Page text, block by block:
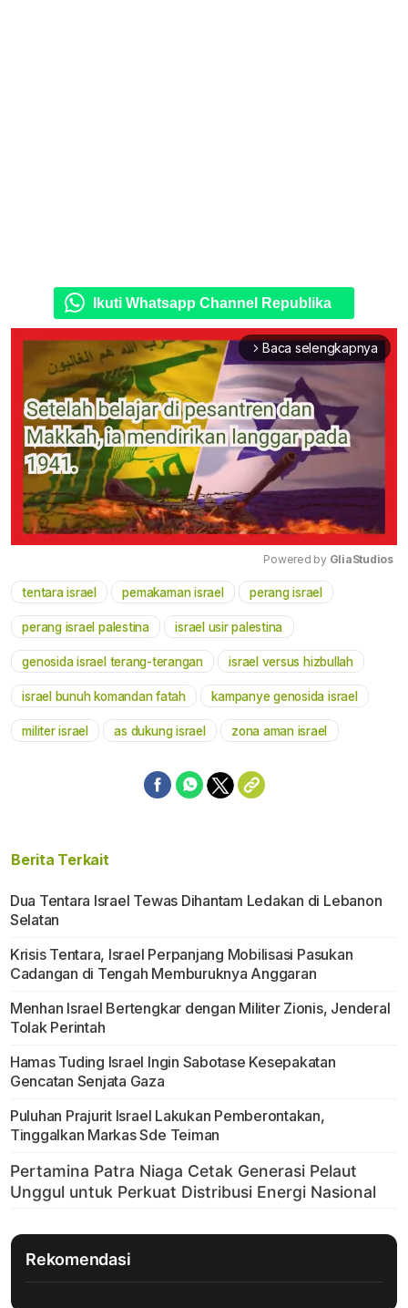
Ikuti Whatsapp Channel Republika
arrow_forward_ios Baca selengkapnya
Mute
Powered by GliaStudios
tentara israel pemakaman israel perang israel
perang israel palestina israel usir palestina
genosida israel terang-terangan israel versus hizbullah
israel bunuh komandan fatah kampanye genosida israel
militer israel as dukung israel zona aman israel
Berita Terkait
Dua Tentara Israel Tewas Dihantam Ledakan di Lebanon
Selatan
Krisis Tentara, Israel Perpanjang Mobilisasi Pasukan
Cadangan di Tengah Memburuknya Anggaran
Menhan Israel Bertengkar dengan Militer Zionis, Jenderal
Tolak Perintah
Hamas Tuding Israel Ingin Sabotase Kesepakatan
Gencatan Senjata Gaza
Puluhan Prajurit Israel Lakukan Pemberontakan,
Tinggalkan Markas Sde Teiman
Rekomendasi